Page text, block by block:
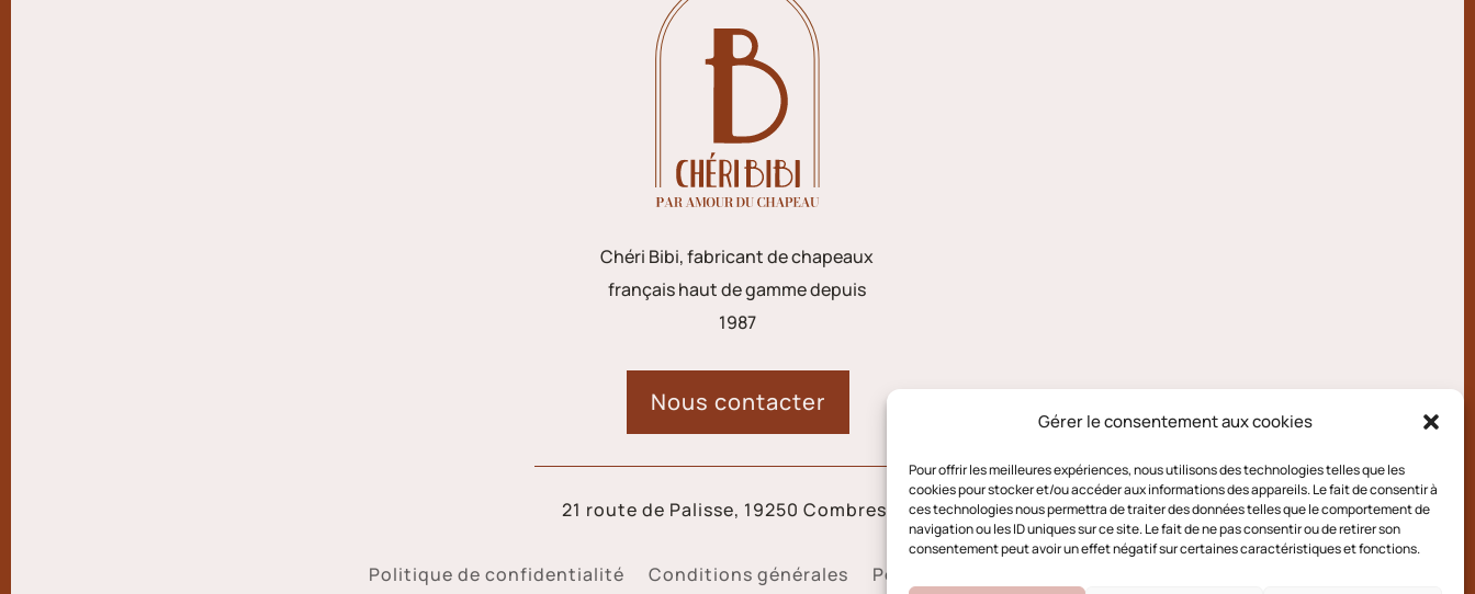
Gérer le consentement aux cookies
Pour offrir les meilleures expériences, nous utilisons des technologies telles que les
cookies pour stocker et/ou accéder aux informations des appareils. Le fait de consentir à
ces technologies nous permettra de traiter des données telles que le comportement de
navigation ou les ID uniques sur ce site. Le fait de ne pas consentir ou de retirer son
consentement peut avoir un effet négatif sur certaines caractéristiques et fonctions.
Chéri Bibi, fabricant de chapeaux
français haut de gamme depuis
1987
Nous contacter
21 route de Palisse, 19250 Combressol
Politique de confidentialité Conditions générales Politique de cookies (UE)